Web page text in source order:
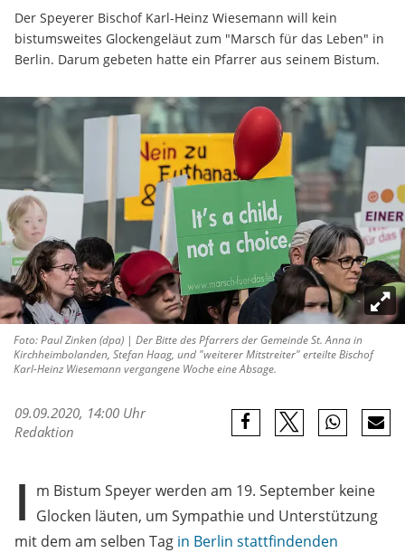
Der Speyerer Bischof Karl-Heinz Wiesemann will kein
bistumsweites Glockengeläut zum "Marsch für das Leben" in
Berlin. Darum gebeten hatte ein Pfarrer aus seinem Bistum.
Foto: Paul Zinken (dpa) | Der Bitte des Pfarrers der Gemeinde St. Anna in
Kirchheimbolanden, Stefan Haag, und "weiterer Mitstreiter" erteilte Bischof
Karl-Heinz Wiesemann vergangene Woche eine Absage.
09.09.2020, 14:00 Uhr
Redaktion
I m Bistum Speyer werden am 19. September keine
Glocken läuten, um Sympathie und Unterstützung
mit dem am selben Tag in Berlin stattfindenden